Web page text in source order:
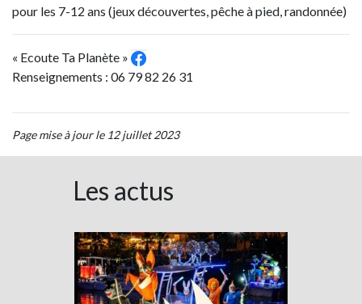
pour les 7-12 ans (jeux découvertes, pêche à pied, randonnée)
« Ecoute Ta Planète »
Renseignements : 06 79 82 26 31
Page mise à jour le 12 juillet 2023
Les actus